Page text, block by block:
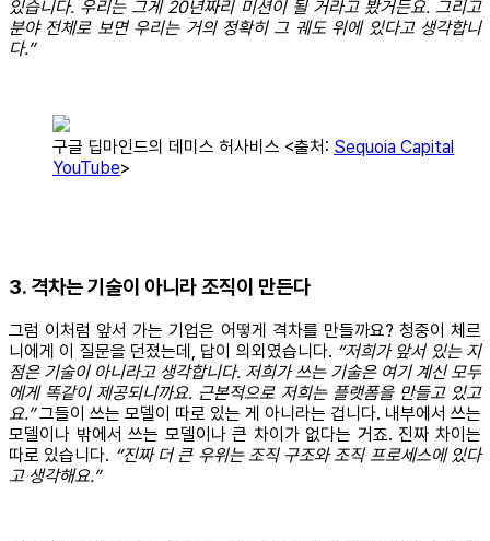
있습니다. 우리는 그게 20년짜리 미션이 될 거라고 봤거든요. 그리고
분야 전체로 보면 우리는 거의 정확히 그 궤도 위에 있다고 생각합니
다.”
구글 딥마인드의 데미스 허사비스 <출처: Sequoia Capital
YouTube>
3. 격차는 기술이 아니라 조직이 만든다
그럼 이처럼 앞서 가는 기업은 어떻게 격차를 만들까요? 청중이 체르
니에게 이 질문을 던졌는데, 답이 의외였습니다. “저희가 앞서 있는 지
점은 기술이 아니라고 생각합니다. 저희가 쓰는 기술은 여기 계신 모두
에게 똑같이 제공되니까요. 근본적으로 저희는 플랫폼을 만들고 있고
요.”그들이 쓰는 모델이 따로 있는 게 아니라는 겁니다. 내부에서 쓰는
모델이나 밖에서 쓰는 모델이나 큰 차이가 없다는 거죠. 진짜 차이는
따로 있습니다. “진짜 더 큰 우위는 조직 구조와 조직 프로세스에 있다
고 생각해요.”